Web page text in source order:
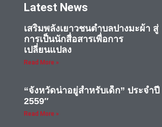
Latest News
เสริมพลังเยาวชนตำบลปางมะผ้า สู่
การเป็นนักสื่อสารเพื่อการ
เปลี่ยนแปลง
Read More »
“จังหวัดน่าอยู่สำหรับเด็ก” ประจำปี
2559″
Read More »